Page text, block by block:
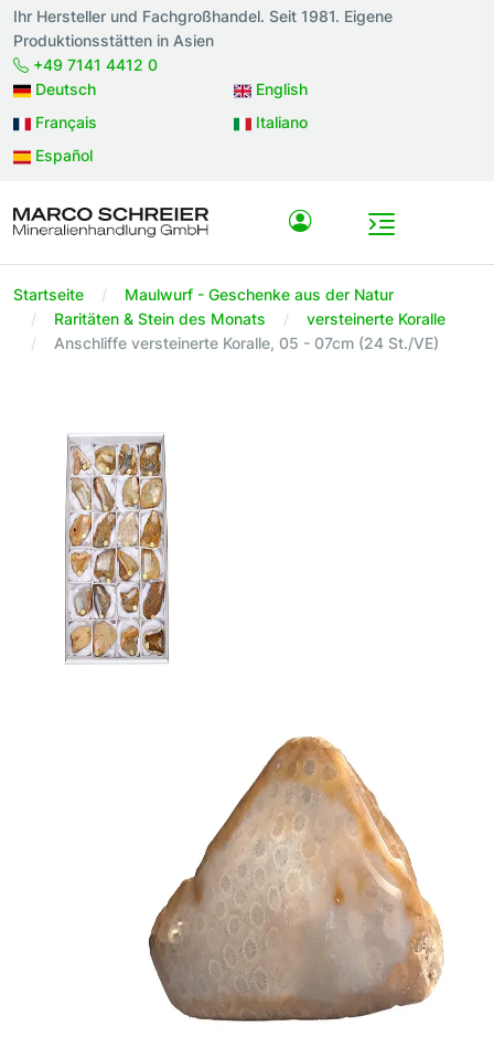
Ihr Hersteller und Fachgroßhandel. Seit 1981. Eigene
Produktionsstätten in Asien
+49 7141 4412 0
Deutsch
English
Français
Italiano
Español
Startseite
Maulwurf - Geschenke aus der Natur
Raritäten & Stein des Monats
versteinerte Koralle
Anschliffe versteinerte Koralle, 05 - 07cm (24 St./VE)